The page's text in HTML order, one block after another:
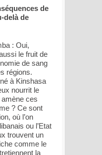
de
delà de
: Oui,
le fruit de
de sang
régions.
à Kinshasa
nourrit le
amène ces
? Ce sont
où l’on
ou l’Etat
trouvent un
comme le
la